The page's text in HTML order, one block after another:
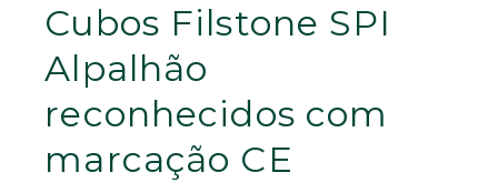
Cubos Filstone SPI
Alpalhão
reconhecidos com
marcação CE